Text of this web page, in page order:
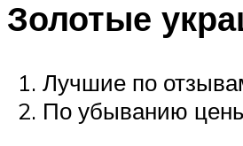
Золотые
Лучшие по
По убыванию